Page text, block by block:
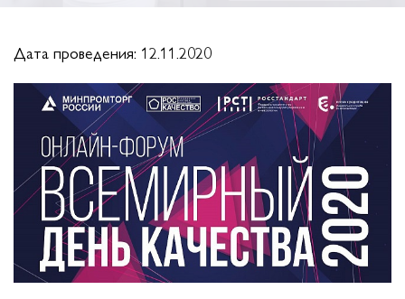
Дата проведения: 12.11.2020